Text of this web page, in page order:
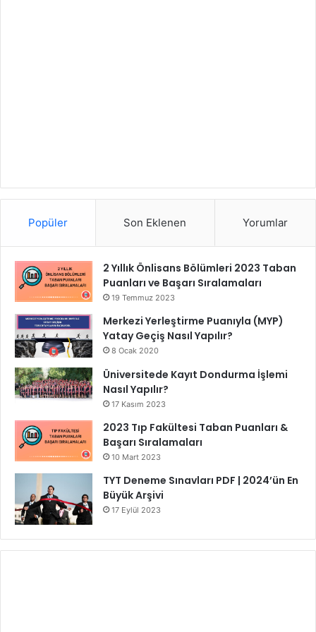
Popüler Son Eklenen Yorumlar
2 Yıllık Önlisans Bölümleri 2023 Taban
Puanları ve Başarı Sıralamaları
19 Temmuz 2023
Merkezi Yerleştirme Puanıyla (MYP)
Yatay Geçiş Nasıl Yapılır?
8 Ocak 2020
Üniversitede Kayıt Dondurma İşlemi
Nasıl Yapılır?
17 Kasım 2023
2023 Tıp Fakültesi Taban Puanları &
Başarı Sıralamaları
10 Mart 2023
TYT Deneme Sınavları PDF | 2024’ün En
Büyük Arşivi
17 Eylül 2023